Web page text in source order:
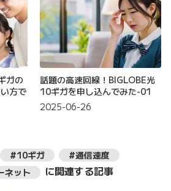
ガの
方で
話題の高速回線！BIGLOBE光
10ギガを申し込んでみた-01
2025-06-26
#10ギガ
#通信速度
ネット
に関連する記事